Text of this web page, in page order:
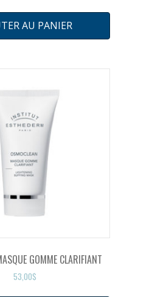
AU PANIER
GOMME CLARIFIANT
53,00$